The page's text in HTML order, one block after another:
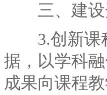
三、建设
3.创新课程
据，以学科
成果向课程